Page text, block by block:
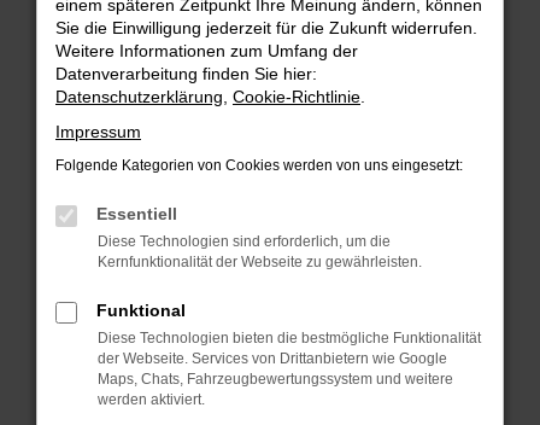
Fehler: Network Error
Beim Laden ist ein Fehler aufgetreten.
Hier sind ein paar Tipps, die dir helfen können:
Überprüfe deine Firewall und deine
Internetverbindung.
deine Suchmaschine?
Prüfe deine Browsererweiterungen.
Manche Erweiterungen, wie Werbeblocker,
können das Laden bestimmter Seiten
einem späteren Zeitpunkt Ihre Meinung ändern, können
Sie die Einwilligung jederzeit für die Zukunft widerrufen.
Weitere Informationen zum Umfang der
Datenverarbeitung finden Sie hier:
Datenschutzerklärung Cookie-Richtlinie
Impressum
Folgende Kategorien von Cookies werden von uns eingesetzt:
Essentiell
Diese Technologien sind erforderlich, um die
Kernfunktionalität der Webseite zu gewährleisten.
Funktional
Diese Technologien bieten die bestmögliche Funktionalität
der Webseite. Services von Drittanbietern wie Google
Maps, Chats, Fahrzeugbewertungssystem und weitere
werden aktiviert.